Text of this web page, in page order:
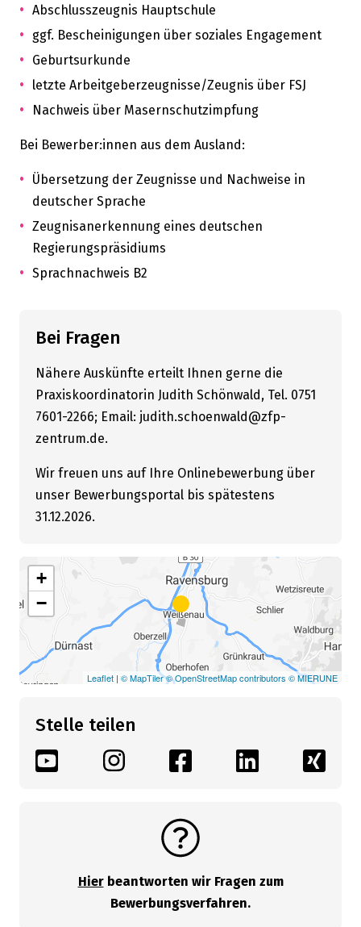
Abschlusszeugnis Hauptschule
ggf. Bescheinigungen über soziales Engagement
Geburtsurkunde
letzte Arbeitgeberzeugnisse/Zeugnis über FSJ
Nachweis über Masernschutzimpfung
Bei Bewerber:innen aus dem Ausland:
Übersetzung der Zeugnisse und Nachweise in
deutscher Sprache
Zeugnisanerkennung eines deutschen
Regierungspräsidiums
Sprachnachweis B2
Bei Fragen
Nähere Auskünfte erteilt Ihnen gerne die
Praxiskoordinatorin Judith Schönwald, Tel. 0751
7601-2266; Email: judith.schoenwald@zfp-
zentrum.de.
Wir freuen uns auf Ihre Onlinebewerbung über
unser Bewerbungsportal bis spätestens
31.12.2026.
Stelle teilen
Hierbeantworten wir Fragen zum
Bewerbungsverfahren.